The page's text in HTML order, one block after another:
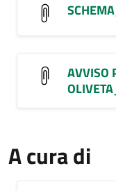
AVVISO
A cura di